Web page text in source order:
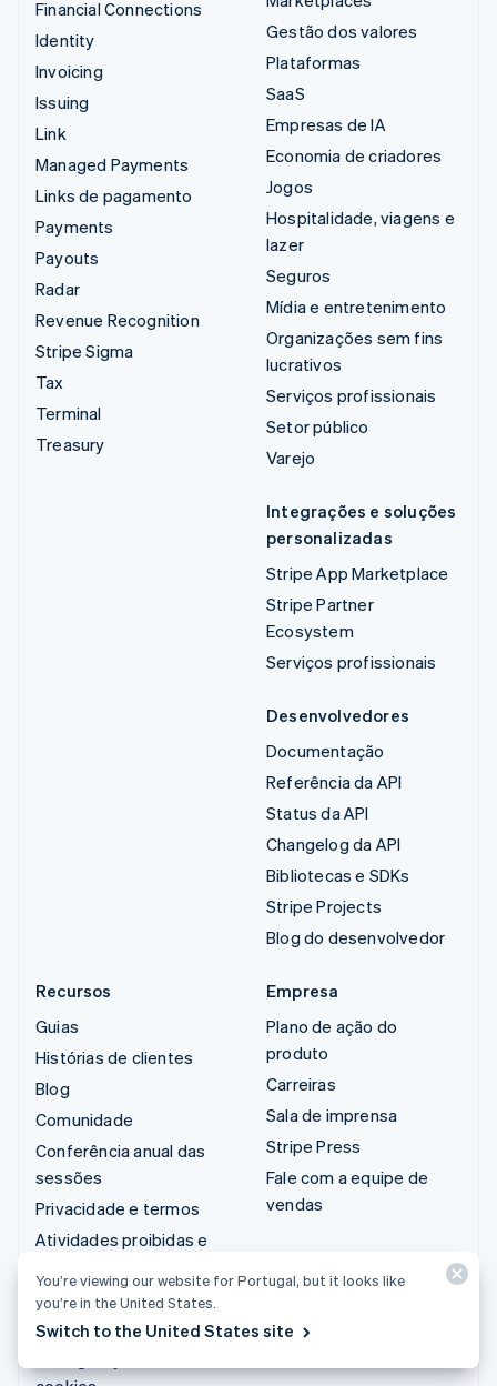
Financial Connections
Identity
Invoicing
Issuing
Link
Managed Payments
Links de pagamento
Payments
Payouts
Radar
Revenue Recognition
Stripe Sigma
Tax
Terminal
Treasury
Gestão dos valores
Plataformas
SaaS
Empresas de IA
Economia de criadores
Jogos
Hospitalidade, viagens e
lazer
Seguros
Mídia e entretenimento
Organizações sem fins
lucrativos
Serviços profissionais
Setor público
Varejo
Integrações e soluções
personalizadas
Stripe App Marketplace
Stripe Partner
Ecosystem
Serviços profissionais
Desenvolvedores
Documentação
Referência da API
Status da API
Changelog da API
Bibliotecas e SDKs
Stripe Projects
Blog do desenvolvedor
Recursos
Guias
Histórias de clientes
Blog
Comunidade
Conferência anual das
sessões
Privacidade e termos
Atividades proibidas e
Licenças
Mapa do site
Empresa
Plano de ação do
produto
Carreiras
Sala de imprensa
Stripe Press
Fale com a equipe de
vendas
You’re viewing our website for Portugal, but it looks like
you’re in the United States.
Switch to the United States site